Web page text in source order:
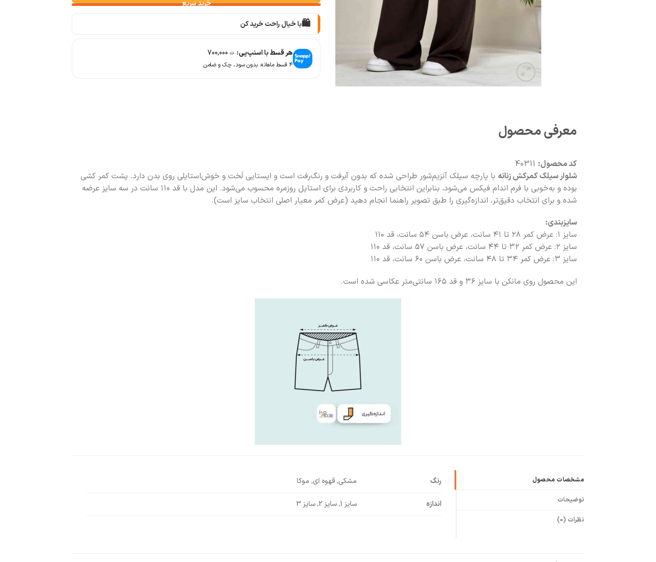
🛍️با خیال راحت خرید کن
📦
🚚سریع به دستت می‌رسه
هر قسط با اسنپ‌پی: ت
۴ قسط ماهانه. بدون سود، چک و ضامن.
معرفی محصول
کد محصول: 40311
شلوار سیلک کمرکش زنانه با پارچه سیلک آنزیم‌شور طراحی شده که بدون آبرفت و رنگ‌رفت است و ایستایی لَخت و خوش‌استایلی روی بدن دارد. پشت کمر کشی
بوده و به‌خوبی با فرم اندام فیکس می‌شود، بنابراین انتخابی راحت و کاربردی برای استایل روزمره محسوب می‌شود. این مدل با قد ۱۱۰ سانت در سه سایز عرضه
شده و برای انتخاب دقیق‌تر، اندازه‌گیری را طبق تصویر راهنما انجام دهید (عرض کمر معیار اصلی انتخاب سایز است).
سایزبندی:
سایز ۱: عرض کمر ۲۸ تا ۴۱ سانت، عرض باسن ۵۴ سانت، قد ۱۱۰
سایز ۲: عرض کمر ۳۲ تا ۴۴ سانت، عرض باسن ۵۷ سانت، قد ۱۱۰
سایز ۳: عرض کمر ۳۴ تا ۴۸ سانت، عرض باسن ۶۰ سانت، قد ۱۱۰
این محصول روی مانکن با سایز ۳۶ و قد ۱۶۵ سانتی‌متر عکاسی شده است.
مشخصات محصول
توضیحات
نظرات (0)
رنگ مشکی, قهوه ای, موکا
اندازه سایز 1, سایز 2, سایز 3